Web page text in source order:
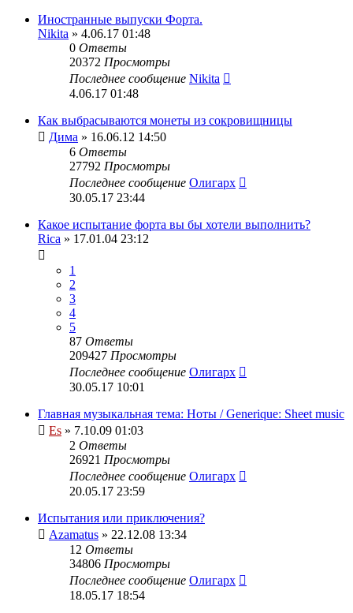
Иностранные выпуски Форта.
Nikita » 4.06.17 01:48
0 Ответы
20372 Просмотры
Последнее сообщение Nikita
4.06.17 01:48
Как выбрасываются монеты из сокровищницы
Дима » 16.06.12 14:50
6 Ответы
27792 Просмотры
Последнее сообщение Олигарх
30.05.17 23:44
Какое испытание форта вы бы хотели выполнить?
Rica » 17.01.04 23:12
1
2
3
4
5
87 Ответы
209427 Просмотры
Последнее сообщение Олигарх
30.05.17 10:01
Главная музыкальная тема: Ноты / Generique: Sheet music
Es » 7.10.09 01:03
2 Ответы
26921 Просмотры
Последнее сообщение Олигарх
20.05.17 23:59
Испытания или приключения?
Azamatus » 22.12.08 13:34
12 Ответы
34806 Просмотры
Последнее сообщение Олигарх
18.05.17 18:54